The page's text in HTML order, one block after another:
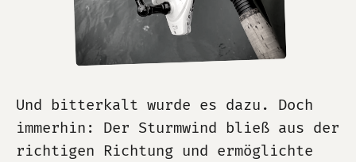
Und bitterkalt wurde es dazu. Doch
immerhin: Der Sturmwind bließ aus der
richtigen Richtung und ermöglichte